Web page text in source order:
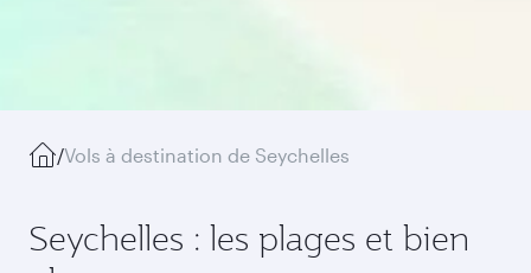
/Vols à destination de Seychelles
Seychelles : les plages et bien